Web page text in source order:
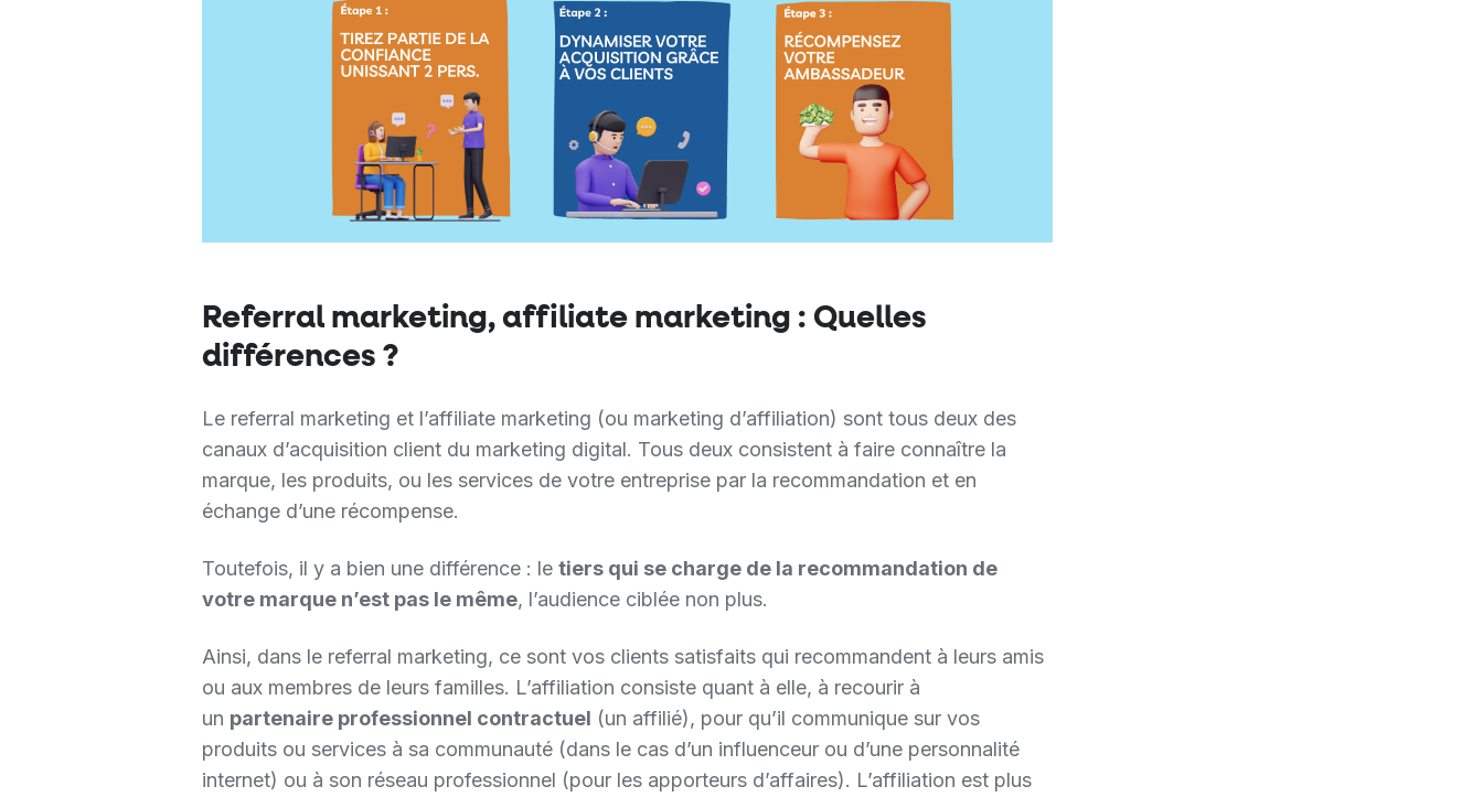
Referral marketing, affiliate marketing : Quelles
différences ?
Le referral marketing et l’affiliate marketing (ou marketing d’affiliation) sont tous deux des
canaux d’acquisition client du marketing digital. Tous deux consistent à faire connaître la
marque, les produits, ou les services de votre entreprise par la recommandation et en
échange d’une récompense.
Toutefois, il y a bien une différence : le tiers qui se charge de la recommandation de
votre marque n’est pas le même, l’audience ciblée non plus.
Ainsi, dans le referral marketing, ce sont vos clients satisfaits qui recommandent à leurs amis
ou aux membres de leurs familles. L’affiliation consiste quant à elle, à recourir à
un partenaire professionnel contractuel (un affilié), pour qu’il communique sur vos
produits ou services à sa communauté (dans le cas d’un influenceur ou d’une personnalité
internet) ou à son réseau professionnel (pour les apporteurs d’affaires). L’affiliation est plus